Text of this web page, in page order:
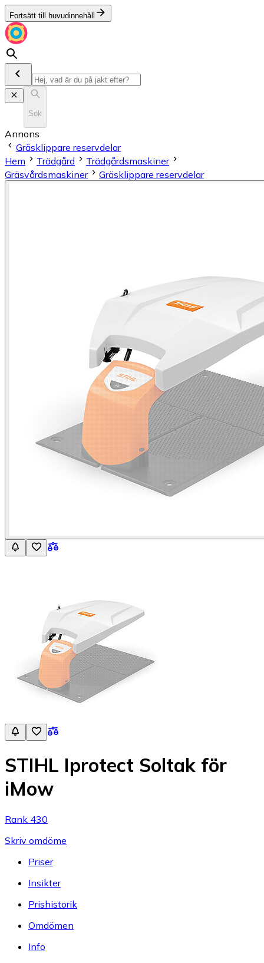
Fortsätt till huvudinnehåll
Sök
Annons
Gräsklippare reservdelar
Hem
Trädgård
Trädgårdsmaskiner
Gräsvårdsmaskiner
Gräsklippare reservdelar
STIHL Iprotect Soltak för
iMow
Rank 430
Skriv omdöme
Priser
Insikter
Prishistorik
Omdömen
Info